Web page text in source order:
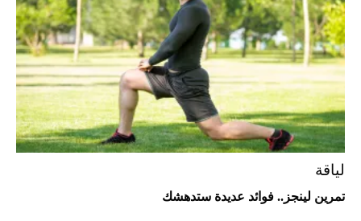
أغلى 10 عطور في العالم للرجال تمنحك فخامة
استثنائية
مزاد مونتيري
2026-07-23
لياقة
تمرين لينجز.. فوائد عديدة ستدهشك